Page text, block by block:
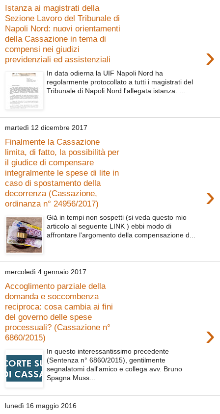
Istanza ai magistrati della
Sezione Lavoro del Tribunale di
Napoli Nord: nuovi orientamenti
della Cassazione in tema di
compensi nei giudizi
previdenziali ed assistenziali
›
In data odierna la UIF Napoli Nord ha
regolarmente protocollato a tutti i magistrati del
Tribunale di Napoli Nord l'allegata istanza. ...
martedì 12 dicembre 2017
Finalmente la Cassazione
limita, di fatto, la possibilità per
il giudice di compensare
integralmente le spese di lite in
caso di spostamento della
decorrenza (Cassazione,
ordinanza n° 24956/2017)
›
Già in tempi non sospetti (si veda questo mio
articolo al seguente LINK ) ebbi modo di
affrontare l'argomento della compensazione d...
mercoledì 4 gennaio 2017
Accoglimento parziale della
domanda e soccombenza
reciproca: cosa cambia ai fini
del governo delle spese
processuali? (Cassazione n°
6860/2015)
›
In questo interessantissimo precedente
(Sentenza n° 6860/2015), gentilmente
segnalatomi dall'amico e collega avv. Bruno
Spagna Muss...
lunedì 16 maggio 2016